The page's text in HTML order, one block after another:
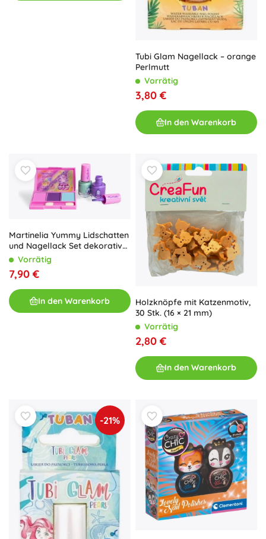
Tubi Glam Nagellack – orange
Perlmutt
Vorrätig
3,80 €
In den Warenkorb
Martinelia Yummy Lidschatten
und Nagellack Set dekorative
Kosmetik
Vorrätig
7,90 €
In den Warenkorb
Holzknöpfe mit Katzenmotiv,
30 Stk. (16 × 21 mm)
Vorrätig
2,80 €
In den Warenkorb
-21%